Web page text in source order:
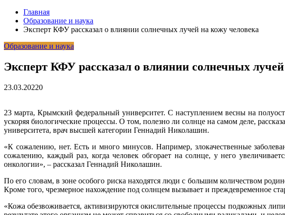
Главная
Образование и наука
Эксперт КФУ рассказал о влиянии солнечных лучей на кожу человека
Образование и наука
Эксперт КФУ рассказал о влиянии солнечных
23.03.20220
23 марта, Крымский федеральный университет. С наступлением весны на
ускоряя биологические процессы. О том, полезно ли солнце на самом деле,
университета, врач высшей категории Геннадий Николашин.
«К сожалению, нет. Есть и много минусов. Например, злокачественные
сожалению, каждый раз, когда человек обгорает на солнце, у него
онкологии», – рассказал Геннадий Николашин.
По его словам, в зоне особого риска находятся люди с большим количеством
Кроме того, чрезмерное нахождение под солнцем вызывает и преждевременное
«Кожа обезвоживается, активизируются окислительные процессы подкожных